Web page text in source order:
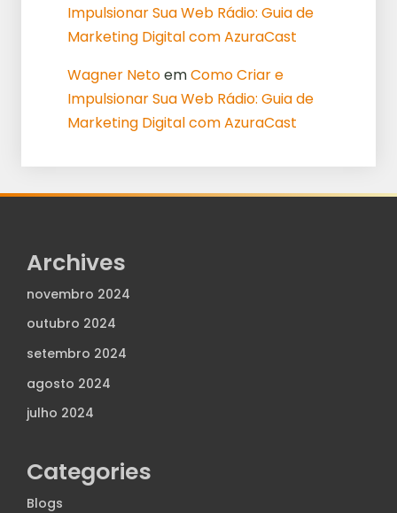
Impulsionar Sua Web Rádio: Guia de
Marketing Digital com AzuraCast
Wagner NetoemComo Criar e
Impulsionar Sua Web Rádio: Guia de
Marketing Digital com AzuraCast
Archives
novembro 2024
outubro 2024
setembro 2024
agosto 2024
julho 2024
Categories
Blogs